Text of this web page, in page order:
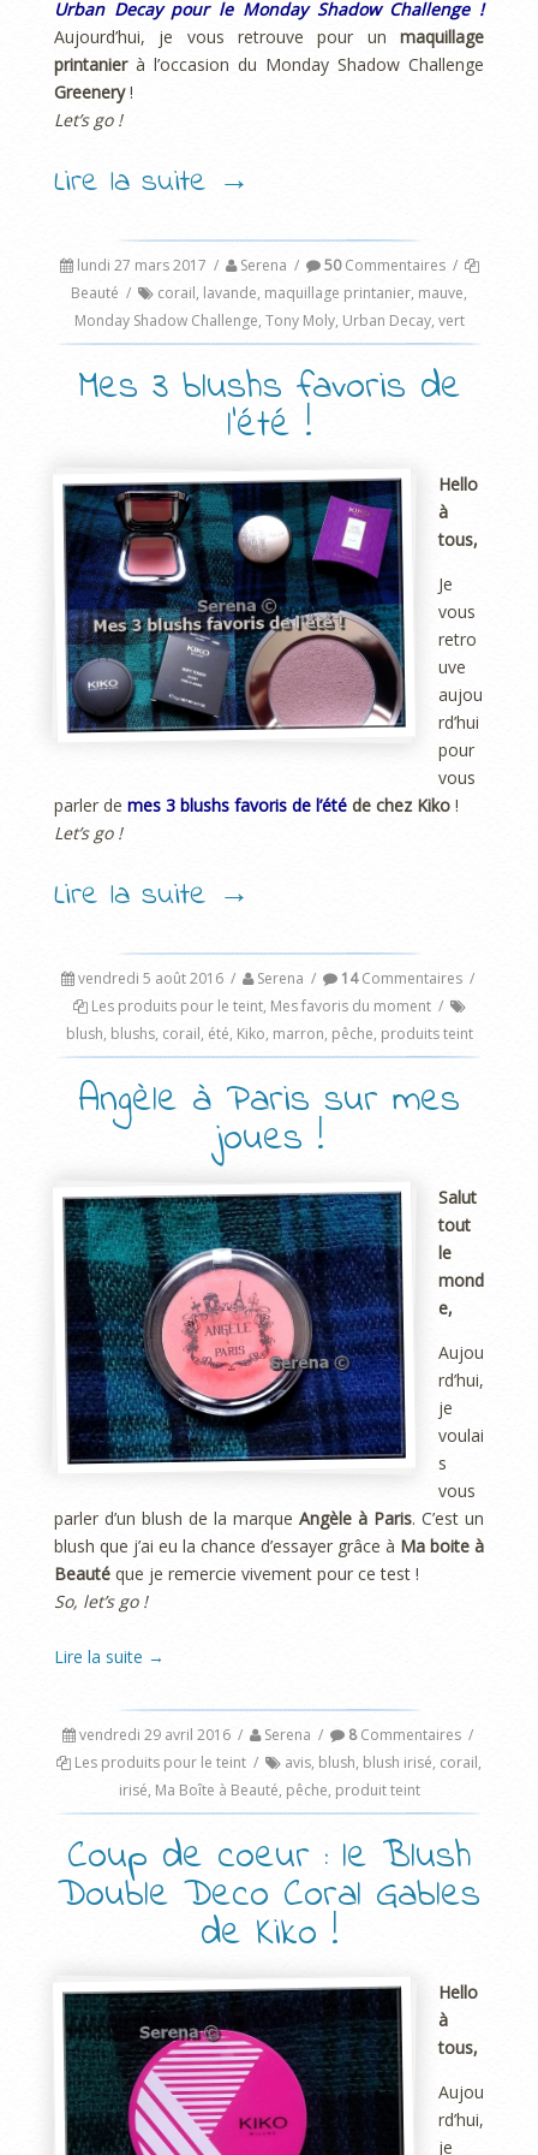
Urban Decay pour le Monday Shadow Challenge !
Aujourd’hui, je vous retrouve pour un maquillage
printanierà l’occasion du Monday Shadow Challenge
Greenery!
Let’s go !
Lire la suite →
lundi 27 mars 2017 / Serena / 50Commentaires /
Beauté / corail, lavande, maquillage printanier, mauve,
Monday Shadow Challenge, Tony Moly, Urban Decay, vert
Mes 3 blushs favoris de
l’été !
Hello
à
tous,
Je
vous
retro
uve
aujou
rd’hui
pour
vous
parler de mes 3 blushs favoris de l’été de chez Kiko !
Let’s go !
Lire la suite →
vendredi 5 août 2016 / Serena / 14Commentaires /
Les produits pour le teint, Mes favoris du moment /
blush, blushs, corail, été, Kiko, marron, pêche, produits teint
Angèle à Paris sur mes
joues !
Salut
tout
le
mond
e,
Aujou
rd’hui,
je
voulai
s
vous
parler d’un blush de la marque Angèle à Paris. C’est un
blush que j’ai eu la chance d’essayer grâce à Ma boite à
Beauté que je remercie vivement pour ce test !
So, let’s go !
Lire la suite →
vendredi 29 avril 2016 / Serena / 8Commentaires /
Les produits pour le teint / avis, blush, blush irisé, corail,
irisé, Ma Boîte à Beauté, pêche, produit teint
Coup de coeur : le Blush
Double Deco Coral Gables
de Kiko !
Hello
à
tous,
Aujou
rd’hui,
je